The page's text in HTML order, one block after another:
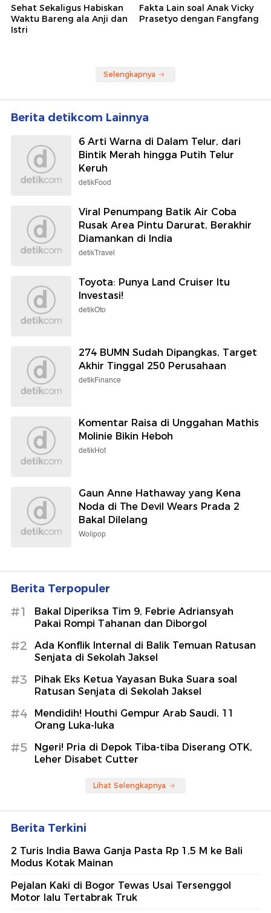
Sehat Sekaligus Habiskan
Waktu Bareng ala Anji dan
Istri
Fakta Lain soal Anak Vicky
Prasetyo dengan Fangfang
Selengkapnya
Berita detikcom Lainnya
6 Arti Warna di Dalam Telur, dari
Bintik Merah hingga Putih Telur
Keruh
detikFood
Viral Penumpang Batik Air Coba
Rusak Area Pintu Darurat, Berakhir
Diamankan di India
detikTravel
Toyota: Punya Land Cruiser Itu
Investasi!
detikOto
274 BUMN Sudah Dipangkas, Target
Akhir Tinggal 250 Perusahaan
detikFinance
Komentar Raisa di Unggahan Mathis
Molinie Bikin Heboh
detikHot
Gaun Anne Hathaway yang Kena
Noda di The Devil Wears Prada 2
Bakal Dilelang
Wolipop
Berita Terpopuler
#1
Bakal Diperiksa Tim 9, Febrie Adriansyah
Pakai Rompi Tahanan dan Diborgol
#2
Ada Konflik Internal di Balik Temuan Ratusan
Senjata di Sekolah Jaksel
#3
Pihak Eks Ketua Yayasan Buka Suara soal
Ratusan Senjata di Sekolah Jaksel
#4
Mendidih! Houthi Gempur Arab Saudi, 11
Orang Luka-luka
#5
Ngeri! Pria di Depok Tiba-tiba Diserang OTK,
Leher Disabet Cutter
Lihat Selengkapnya
Berita Terkini
2 Turis India Bawa Ganja Pasta Rp 1,5 M ke Bali
Modus Kotak Mainan
Pejalan Kaki di Bogor Tewas Usai Tersenggol
Motor lalu Tertabrak Truk